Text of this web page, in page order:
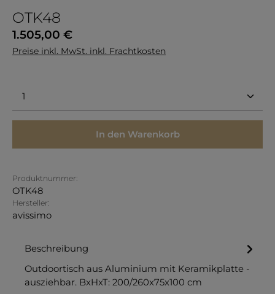
OTK48
Regulärer Preis:
1.505,00 €
Preise inkl. MwSt. inkl. Frachtkosten
Produkt Anzahl: Gib den gewünschten Wert
In den Warenkorb
Produktnummer:
OTK48
Hersteller:
avissimo
Beschreibung
Outdoortisch aus Aluminium mit Keramikplatte -
ausziehbar. BxHxT: 200/260x75x100 cm